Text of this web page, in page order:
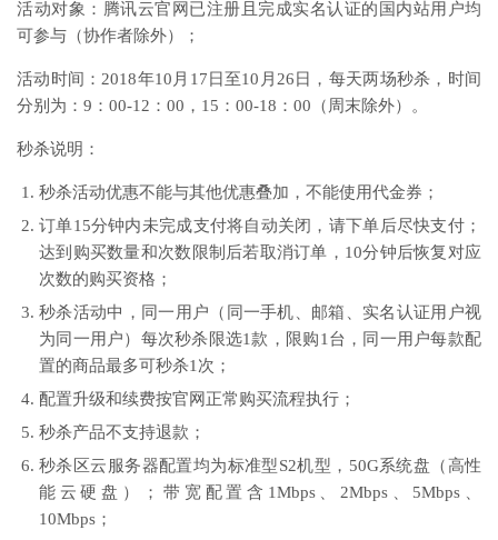
活动对象：腾讯云官网已注册且完成实名认证的国内站用户均
可参与（协作者除外）；
活动时间：2018年10月17日至10月26日，每天两场秒杀，时间
分别为：9：00-12：00，15：00-18：00（周末除外）。
秒杀说明：
秒杀活动优惠不能与其他优惠叠加，不能使用代金券；
订单15分钟内未完成支付将自动关闭，请下单后尽快支付；
达到购买数量和次数限制后若取消订单，10分钟后恢复对应
次数的购买资格；
秒杀活动中，同一用户（同一手机、邮箱、实名认证用户视
为同一用户）每次秒杀限选1款，限购1台，同一用户每款配
置的商品最多可秒杀1次；
配置升级和续费按官网正常购买流程执行；
秒杀产品不支持退款；
秒杀区云服务器配置均为标准型S2机型，50G系统盘（高性
能云硬盘）；带宽配置含1Mbps、2Mbps、5Mbps、
10Mbps；